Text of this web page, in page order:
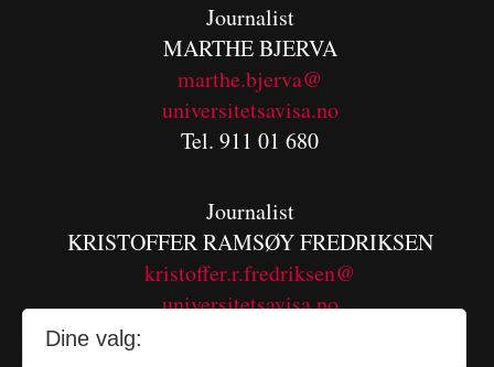
Journalist
MARTHE BJERVA
marthe.bjerva@
universitetsavisa.no
Tel. 911 01 680
Journalist
KRISTOFFER RAMSØY FREDRIKSEN
kristoffer.r.fredriksen@
universitetsavisa.no
Dine valg: